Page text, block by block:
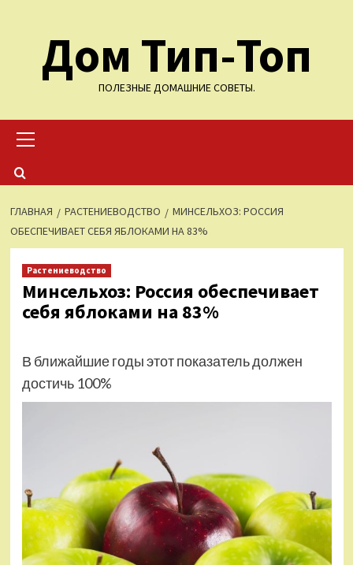
содержимомуДом Тип-Топ
ПОЛЕЗНЫЕ ДОМАШНИЕ СОВЕТЫ.
меню
ГЛАВНАЯ РАСТЕНИЕВОДСТВО
МИНСЕЛЬХОЗ: РОССИЯ
ОБЕСПЕЧИВАЕТ СЕБЯ ЯБЛОКАМИ НА 83%
Растениеводство
Минсельхоз: Россия обеспечивает
себя яблоками на 83%
В ближайшие годы этот показатель должен
достичь 100%